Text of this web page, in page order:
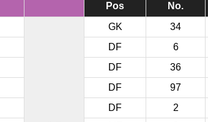
Pos No.
GK 34
DF 6
DF 36
DF 97
DF 2